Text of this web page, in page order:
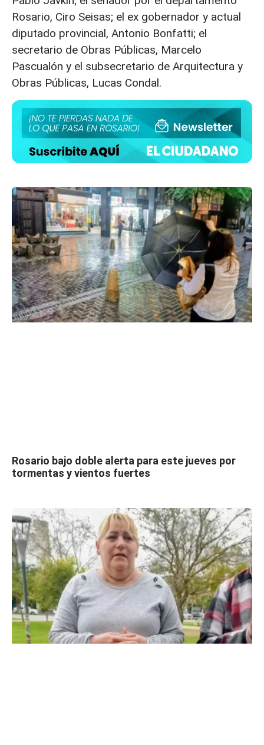
Rosario, Ciro Seisas; el ex gobernador y actual
diputado provincial, Antonio Bonfatti; el
secretario de Obras Públicas, Marcelo
Pascualón y el subsecretario de Arquitectura y
Obras Públicas, Lucas Condal.
Rosario bajo doble alerta para este jueves por
tormentas y vientos fuertes